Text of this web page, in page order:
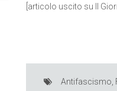
[articolo uscito su Il
Antifascismo